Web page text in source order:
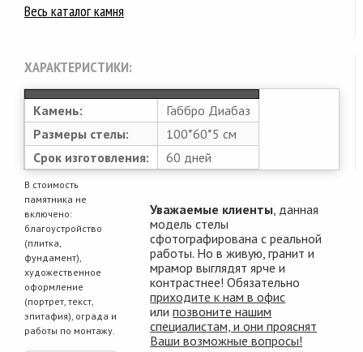
Весь каталог камня
ХАРАКТЕРИСТИКИ:
Камень:
Габбро Диабаз
Размеры стелы:
100*60*5 см
Срок изготовления:
60 дней
В стоимость
памятника не
включено:
благоустройство
(плитка,
фундамент),
художественное
оформление
(портрет, текст,
эпитафия), ограда и
работы по монтажу.
Уважаемые клиенты , данная
модель стелы
сфотографирована с реальной
работы. Но в живую, гранит и
мрамор выглядят ярче и
контрастнее! Обязательно
приходите к нам в офис
илипозвоните нашим
специалистам, и они прояснят
Ваши возможные вопросы!